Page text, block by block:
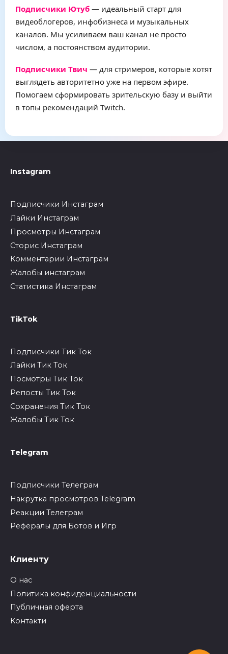
Подписчики Ютуб — идеальный старт для
видеоблогеров, инфобизнеса и музыкальных
каналов. Мы усиливаем ваш канал не просто
числом, а постоянством аудитории.
Подписчики Твич — для стримеров, которые хотят
выглядеть авторитетно уже на первом эфире.
Помогаем сформировать зрительскую базу и выйти
в топы рекомендаций Twitch.
Instagram
Подписчики Инстаграм
Лайки Инстаграм
Просмотры Инстаграм
Сторис Инстаграм
Комментарии Инстаграм
Жалобы инстаграм
Статистика Инстаграм
TikTok
Подписчики Тик Ток
Лайки Тик Ток
Посмотры Тик Ток
Репосты Тик Ток
Сохранения Тик Ток
Жалобы Тик Ток
Telegram
Подписчики Телеграм
Накрутка просмотров Telegram
Реакции Телеграм
Рефералы для Ботов и Игр
Клиенту
О нас
Политика конфиденциальности
Публичная оферта
Контакти